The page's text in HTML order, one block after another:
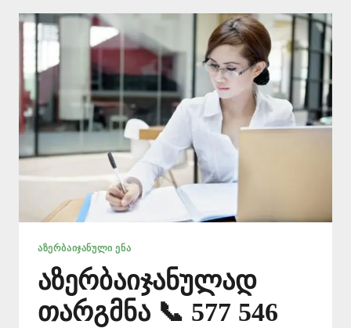
557
115
692
ᲐᲖᲔᲠᲑᲐᲘᲯᲐᲜᲣᲚᲘ ᲔᲜᲐ
აზერბაიჯანულად
თარგმნა 📞 577 546